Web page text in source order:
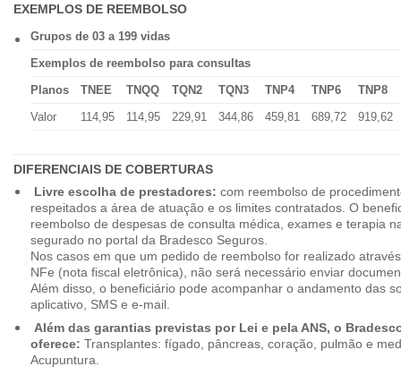
EXEMPLOS DE REEMBOLSO
Grupos de 03 a 199 vidas
Exemplos de reembolso para consultas
Planos
TNEE TNQQ TQN2 TQN3 TNP4 TNP6
TNP8
Valor
114,95 114,95 229,91 344,86 459,81 689,72 919,62
DIFERENCIAIS DE COBERTURAS
Livre escolha de prestadores: com reembolso de
respeitados a área de atuação e os limites contratados. O
reembolso de despesas de consulta médica, exames e terapia
segurado no portal da Bradesco Seguros.
Nos casos em que um pedido de reembolso for realizado
NFe (nota fiscal eletrônica), não será necessário enviar
Além disso, o beneficiário pode acompanhar o andamento das
aplicativo, SMS e e-mail.
Além das garantias previstas por Lei e pela ANS, o
oferece: Transplantes: fígado, pâncreas, coração, pulmão e
Acupuntura.